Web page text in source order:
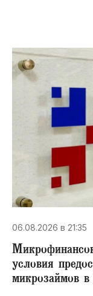
06.08.2026 в 21:35
условия
микрозаймов